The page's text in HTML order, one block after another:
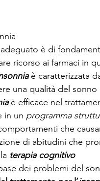
adeguato è di
ricorso ai farmaci in
è caratterizzata
una qualità del sonno
è efficace nel
in un programma
che
di abitudini che
terapia cognitivo
dei problemi del